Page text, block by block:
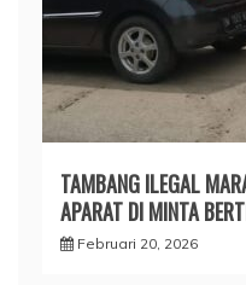
TAMBANG ILEGAL
APARAT DI MINTA
Februari 20, 2026